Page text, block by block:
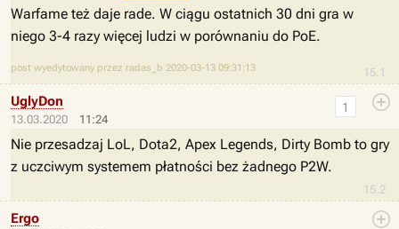
15.1
Warfame też daje rade. W ciągu ostatnich 30 dni gra w
niego 3-4 razy więcej ludzi w porównaniu do PoE.
post wyedytowany przez radas_b 2020-03-13 09:31:13
13.03.2020 11:24
15.2
1
UglyDon
Nie przesadzaj LoL, Dota2, Apex Legends, Dirty Bomb to gry
z uczciwym systemem płatności bez żadnego P2W.
Ergo